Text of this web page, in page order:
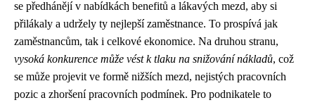
se předhánějí v nabídkách benefitů a lákavých mezd, aby si
přilákaly a udržely ty nejlepší zaměstnance. To prospívá jak
zaměstnancům, tak i celkové ekonomice. Na druhou stranu,
vysoká konkurence může vést k tlaku na snižování nákladů, což
se může projevit ve formě nižších mezd, nejistých pracovních
pozic a zhoršení pracovních podmínek. Pro podnikatele to